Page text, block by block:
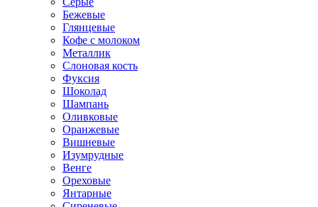
Бежевые
Глянцевые
Кофе с молоком
Металлик
Слоновая кость
Фуксия
Шоколад
Шампань
Оливковые
Оранжевые
Вишневые
Изумрудные
Венге
Ореховые
Янтарные